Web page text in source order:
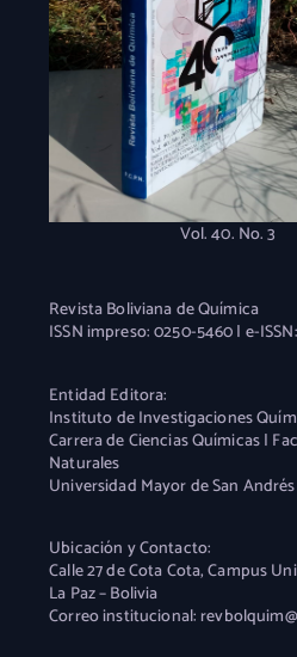
Vol. 40. No. 3
Revista Boliviana de Química
ISSN impreso: 0250-5460 | e-
Entidad Editora:
Instituto de Investigaciones
Carrera de Ciencias Químicas |
Naturales
Universidad Mayor de San Andrés
Ubicación y Contacto:
Calle 27 de Cota Cota, Campus
La Paz – Bolivia
Correo institucional: